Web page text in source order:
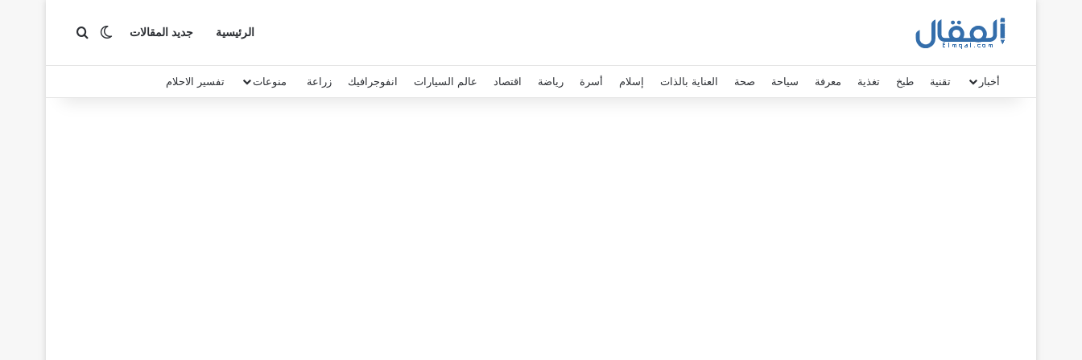
الرئيسية جديد المقالات الوضع المظلم
بحث عن
أخبار تقنية طبخ تغذية معرفة سياحة صحة العناية بالذات إسلام أسرة رياضة اقتصاد عالم السيارات انفوجرافيك زراعة منوعات تفسير الاحلام